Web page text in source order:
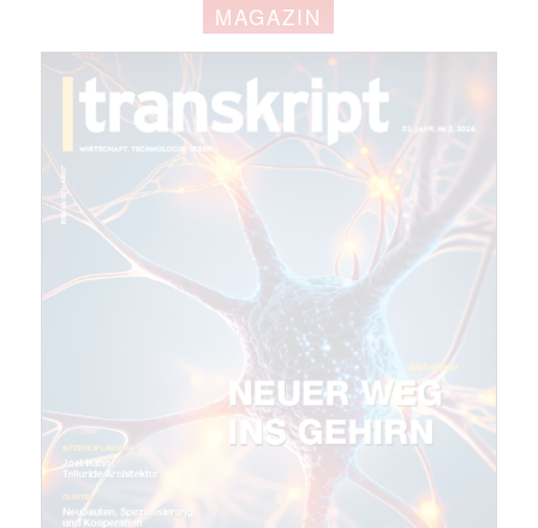
Mit dem |transkript-Newsletter
jede Woche aktuell informiert.
MAGAZIN